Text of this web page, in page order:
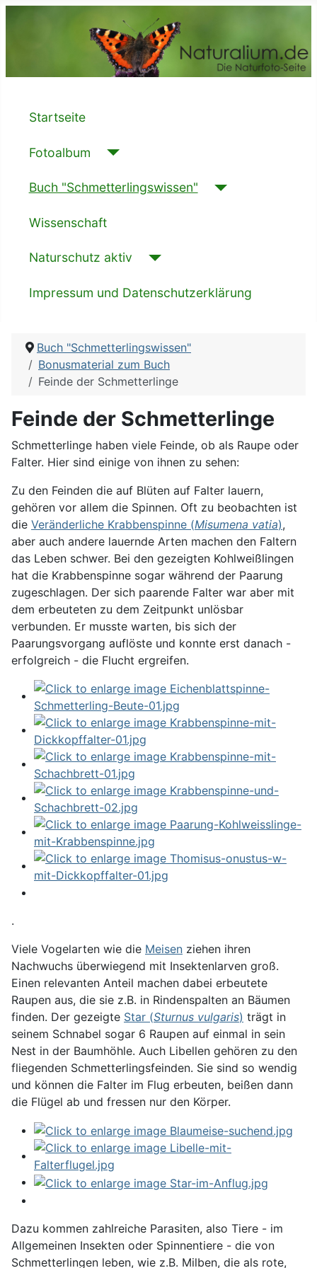
Startseite
Fotoalbum
Buch "Schmetterlingswissen"
Wissenschaft
Naturschutz aktiv
Impressum und Datenschutzerklärung
Buch "Schmetterlingswissen"
Bonusmaterial zum Buch
Feinde der Schmetterlinge
Feinde der Schmetterlinge
Schmetterlinge haben viele Feinde, ob als Raupe oder
Falter. Hier sind einige von ihnen zu sehen:
Zu den Feinden die auf Blüten auf Falter lauern,
gehören vor allem die Spinnen. Oft zu beobachten ist
die Veränderliche Krabbenspinne (Misumena vatia),
aber auch andere lauernde Arten machen den Faltern
das Leben schwer. Bei den gezeigten Kohlweißlingen
hat die Krabbenspinne sogar während der Paarung
zugeschlagen. Der sich paarende Falter war aber mit
dem erbeuteten zu dem Zeitpunkt unlösbar
verbunden. Er musste warten, bis sich der
Paarungsvorgang auflöste und konnte erst danach -
erfolgreich - die Flucht ergreifen.
.
Viele Vogelarten wie die Meisen ziehen ihren
Nachwuchs überwiegend mit Insektenlarven groß.
Einen relevanten Anteil machen dabei erbeutete
Raupen aus, die sie z.B. in Rindenspalten an Bäumen
finden. Der gezeigte Star (Sturnus vulgaris) trägt in
seinem Schnabel sogar 6 Raupen auf einmal in sein
Nest in der Baumhöhle. Auch Libellen gehören zu den
fliegenden Schmetterlingsfeinden. Sie sind so wendig
und können die Falter im Flug erbeuten, beißen dann
die Flügel ab und fressen nur den Körper.
Dazu kommen zahlreiche Parasiten, also Tiere - im
Allgemeinen Insekten oder Spinnentiere - die von
Schmetterlingen leben, wie z.B. Milben, die als rote,